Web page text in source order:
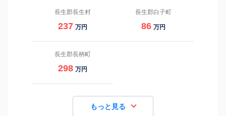
長生郡長生村
237 万円
長生郡白子町
86 万円
長生郡長柄町
298 万円
もっと見る